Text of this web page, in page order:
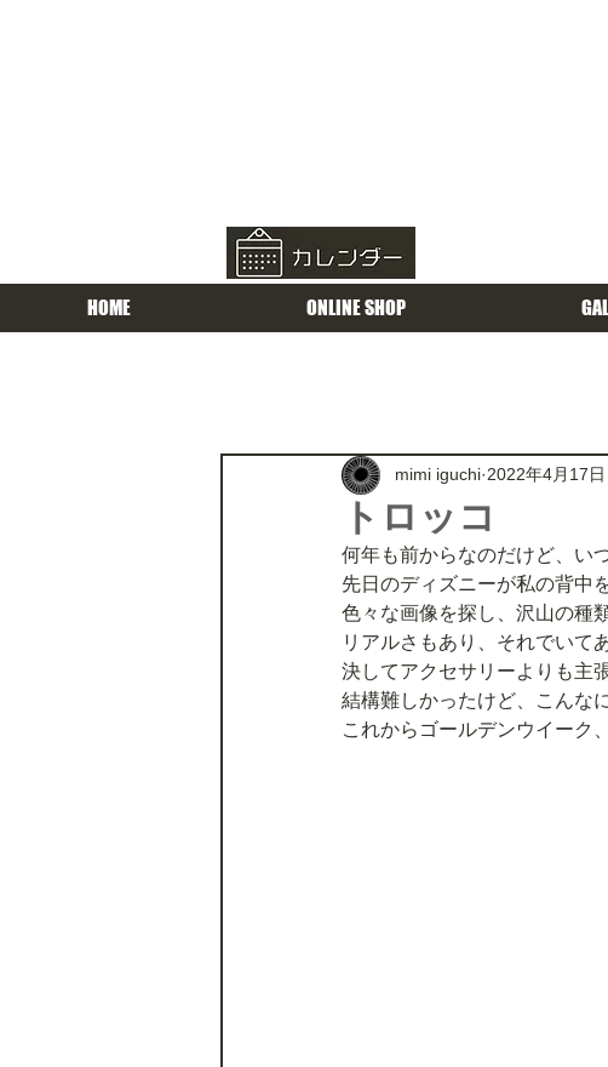
HOME ONLINE SHOP
トロッコ
mimi iguchi 2022年4月17日
何年も前からなのだけど、い
先日のディズニーが私の背中
色々な画像を探し、沢山の種
リアルさもあり、それでいて
決してアクセサリーよりも主
結構難しかったけど、こんな
これからゴールデンウイーク